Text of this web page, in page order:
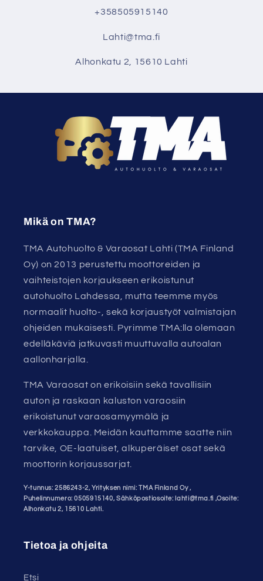
+358505915140
Lahti@tma.fi
Alhonkatu 2, 15610 Lahti
Mikä on TMA?
TMA Autohuolto & Varaosat Lahti (TMA Finland
Oy) on 2013 perustettu moottoreiden ja
vaihteistojen korjaukseen erikoistunut
autohuolto Lahdessa, mutta teemme myös
normaalit huolto-, sekä korjaustyöt valmistajan
ohjeiden mukaisesti. Pyrimme TMA:lla olemaan
edelläkäviä jatkuvasti muuttuvalla autoalan
aallonharjalla.
TMA Varaosat on erikoisiin sekä tavallisiin
auton ja raskaan kaluston varaosiin
erikoistunut varaosamyymälä ja
verkkokauppa. Meidän kauttamme saatte niin
tarvike, OE-laatuiset, alkuperäiset osat sekä
moottorin korjaussarjat.
Y-tunnus: 2586243-2, Yrityksen nimi: TMA Finland Oy ,
Puhelinnumero: 0505915140, Sähköpostiosoite: lahti@tma.fi ,Osoite:
Alhonkatu 2, 15610 Lahti.
Tietoa ja ohjeita
Etsi